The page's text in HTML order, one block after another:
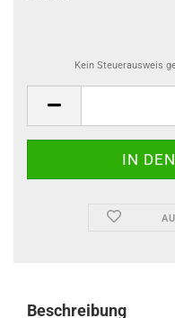
Kein Steuerausweis
Beschreibung